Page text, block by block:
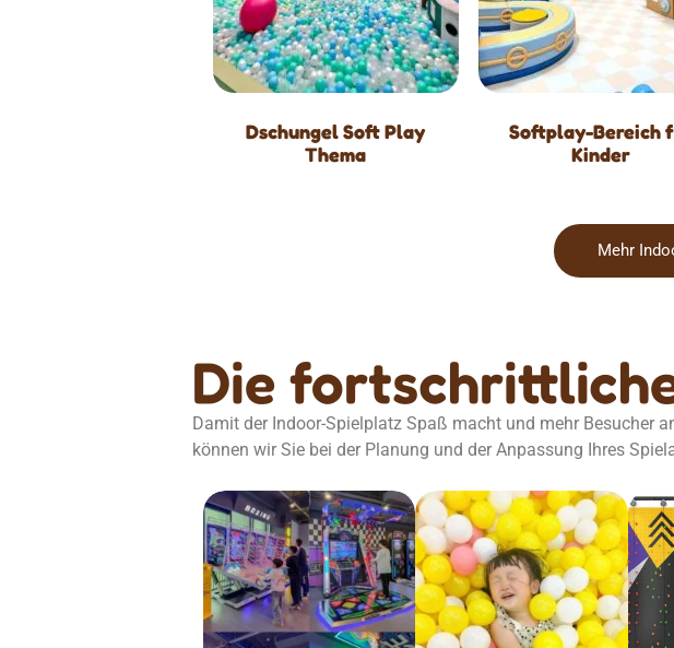
Dschungel Soft Play
Thema
Softplay-Bereich
Kinder
Mehr
Die
Damit der Indoor-Spielplatz Spaß macht und mehr Besucher
können wir Sie bei der Planung und der Anpassung Ihres